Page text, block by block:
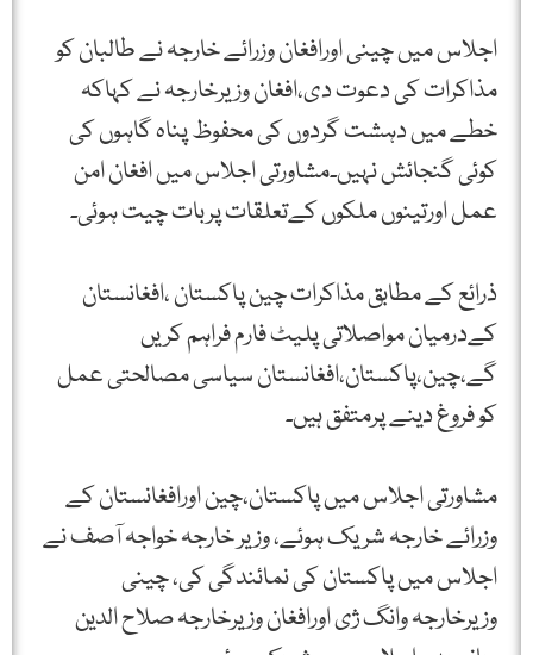
اجلاس میں چینی اورافغان وزرائے خارجہ نے طالبان کو
مذاکرات کی دعوت دی،افغان وزیرخارجہ نے کہاکہ
خطے میں دہشت گردوں کی محفوظ پناہ گاہوں کی
کوئی گنجائش نہیں۔مشاورتی اجلاس میں افغان امن
عمل اورتینوں ملکوں کےتعلقات پربات چیت ہوئی۔
ذرائع کے مطابق مذاکرات چین پاکستان ،افغانستان
کےدرمیان مواصلاتی پلیٹ فارم فراہم کریں
گے،چین،پاکستان،افغانستان سیاسی مصالحتی عمل
کو فروغ دینے پرمتفق ہیں۔
مشاورتی اجلاس میں پاکستان،چین اورافغانستان کے
وزرائے خارجہ شریک ہوئے، وزیر خارجہ خواجہ آصف نے
اجلاس میں پاکستان کی نمائندگی کی، چینی
وزیرخارجہ وانگ ژی اورافغان وزیرخارجہ صلاح الدین